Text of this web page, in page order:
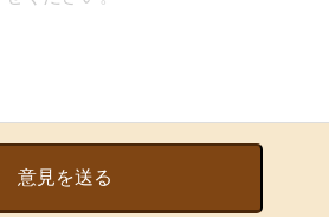
意見を送る